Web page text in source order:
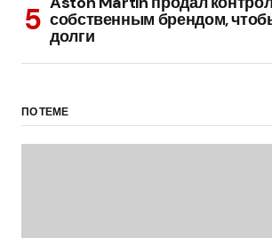
собственным брендом,
долги
ПО ТЕМЕ